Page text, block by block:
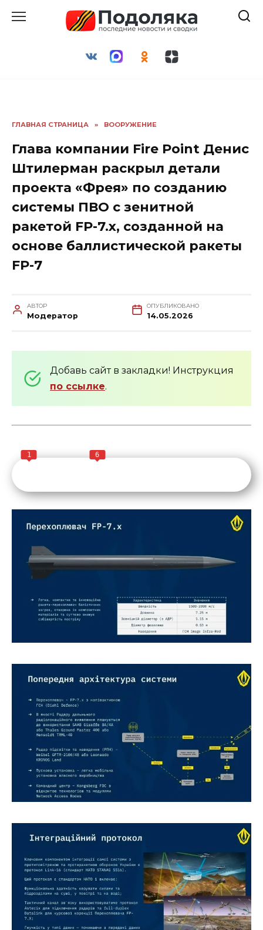
ГЛАВНАЯ СТРАНИЦА » ВООРУЖЕНИЕ
Глава компании Fire Point Денис
Штилерман раскрыл детали
проекта «Фрея» по созданию
системы ПВО с зенитной
ракетой FP-7.x, созданной на
основе баллистической ракеты
FP-7
АВТОР
Модератор
ОПУБЛИКОВАНО
14.05.2026
Добавь сайт в закладки! Инструкция
по ссылке.
1 6